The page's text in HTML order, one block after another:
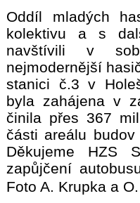
Oddíl mladých
kolektivu a s
navštívili v
nejmodernější
stanici č.3 v
byla zahájena v
činila přes 367
části areálu
Děkujeme HZS
zapůjčení
Foto A. Krupka a